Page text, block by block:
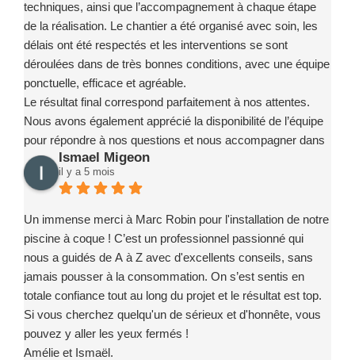
techniques, ainsi que l’accompagnement à chaque étape
de la réalisation. Le chantier a été organisé avec soin, les
délais ont été respectés et les interventions se sont
déroulées dans de très bonnes conditions, avec une équipe
ponctuelle, efficace et agréable.
Le résultat final correspond parfaitement à nos attentes.
Nous avons également apprécié la disponibilité de l’équipe
pour répondre à nos questions et nous accompagner dans
la prise en main de notre installation.
Nous recommandons sans hésitation l’entreprise Marc
Robin Piscines à toute personne souhaitant réaliser un
projet de piscine en toute confiance. Merci encore à toute
l’équipe pour votre sérieux, votre implication et la qualité de
votre travail.
Ismael Migeon
il y a 5 mois
Un immense merci à Marc Robin pour l'installation de notre
piscine à coque ! C’est un professionnel passionné qui
nous a guidés de A à Z avec d'excellents conseils, sans
jamais pousser à la consommation. On s’est sentis en
totale confiance tout au long du projet et le résultat est top.
Si vous cherchez quelqu'un de sérieux et d'honnête, vous
pouvez y aller les yeux fermés !
Amélie et Ismaël.